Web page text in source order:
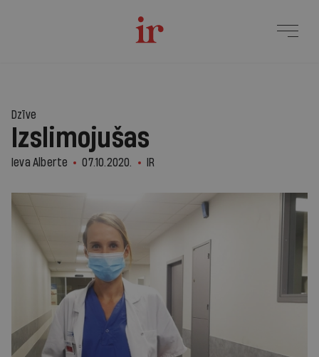
Dzīve
Izslimojušas
Ieva Alberte 07.10.2020. IR